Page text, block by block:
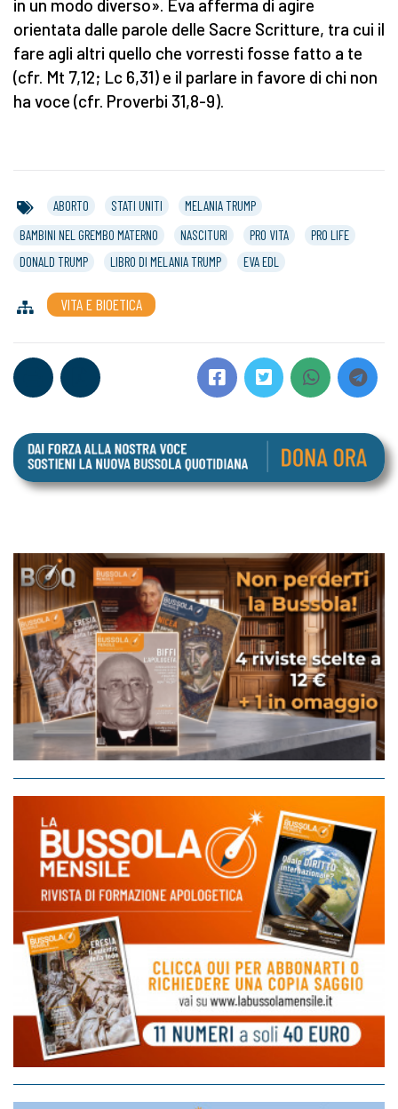
in un modo diverso». Eva afferma di agire
orientata dalle parole delle Sacre Scritture, tra cui il
fare agli altri quello che vorresti fosse fatto a te
(cfr. Mt 7,12; Lc 6,31) e il parlare in favore di chi non
ha voce (cfr. Proverbi 31,8-9).
ABORTO STATI UNITI
MELANIA TRUMP
BAMBINI NEL GREMBO MATERNO
NASCITURI PRO VITA
PRO LIFE
DONALD TRUMP
LIBRO DI MELANIA TRUMP EVA EDL
VITA E BIOETICA